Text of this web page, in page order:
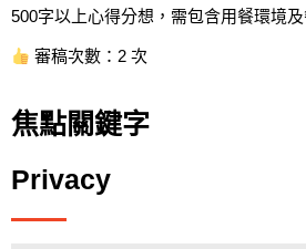
500字以上心得分想，需包含用餐環境
審稿次數：2 次
焦點關鍵字
Privacy